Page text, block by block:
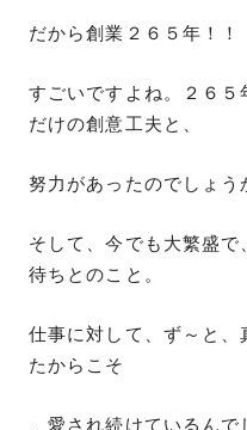
だから創業２６５年！！
すごいですよね。２６
だけの創意工夫と、
努力があったのでしょう
そして、今でも大繁盛
待ちとのこと。
仕事に対して、ず～と
たからこそ
、愛され続けているんで